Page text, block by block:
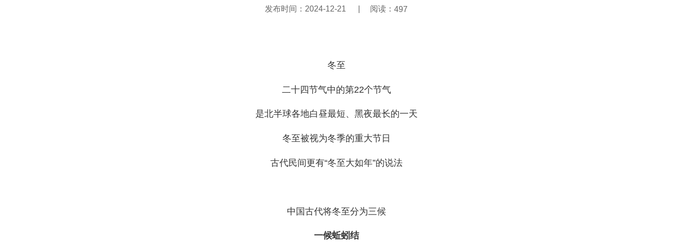
发布时间： 2024-12-21 阅读：497
冬至
二十四节气中的第22个节气
是北半球各地白昼最短、黑夜最长的一天
冬至被视为冬季的重大节日
古代民间更有“冬至大如年”的说法
中国古代将冬至分为三候
一候蚯蚓结